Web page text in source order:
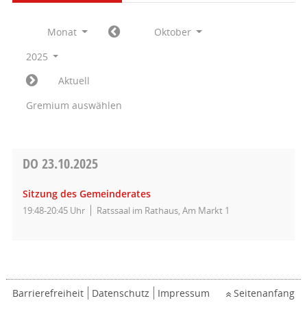
Monat
Oktober
2025
Aktuell
Gremium auswählen
DO 23.10.2025
Sitzung des Gemeinderates
19:48-20:45 Uhr Ratssaal im Rathaus, Am Markt 1
Barrierefreiheit Datenschutz Impressum Seitenanfang